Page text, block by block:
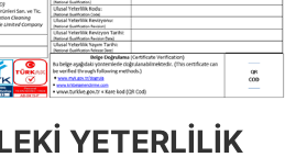
YETERLİLİK